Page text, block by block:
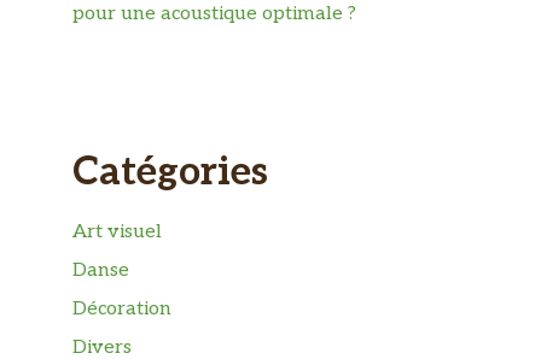
pour une acoustique optimale ?
Catégories
Art visuel
Danse
Décoration
Divers